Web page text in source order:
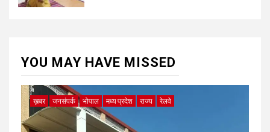
YOU MAY HAVE MISSED
ख़बर जनसंपर्क भोपाल मध्य प्रदेश राज्य रेलवे